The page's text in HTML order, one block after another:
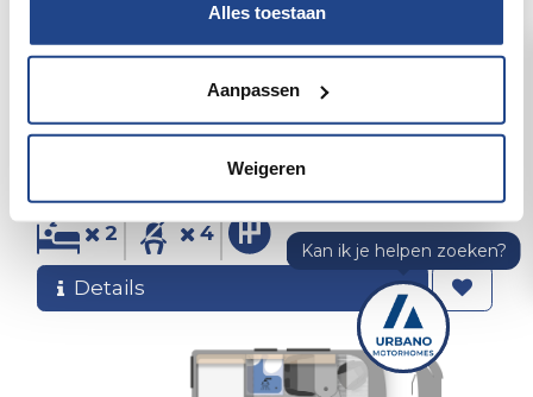
Alles toestaan
Aanpassen
Weigeren
Clever Tour 540 Citroën 140 PK Manueel
Er is reeds een Clever Tour 540 beschikbaar
vanaf 59.495 € incl. BTW.
Details
2 4